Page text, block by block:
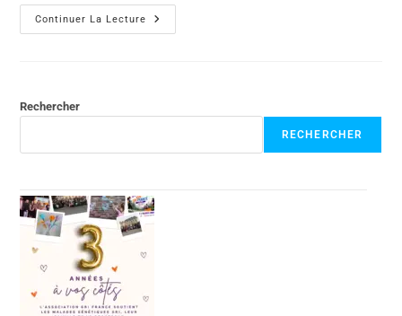
Continuer La Lecture
Rechercher
RECHERCHER